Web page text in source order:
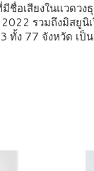
อเสียงในแวดว
รวมถึงมิสยู
ทั้ง 77 จังหวัด เป็